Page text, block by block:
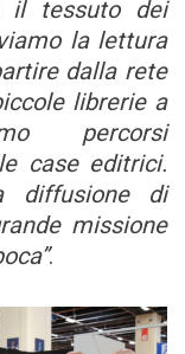
il tessuto dei
la lettura
dalla rete
librerie a
percorsi
case editrici.
diffusione di
missione
.